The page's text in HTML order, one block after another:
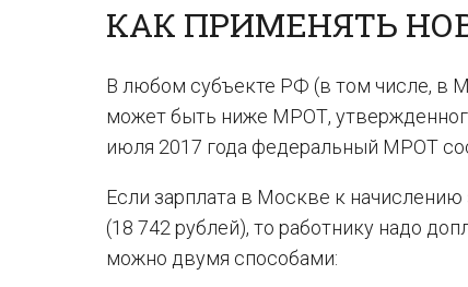
КАК ПРИМЕНЯТЬ
В любом субъекте РФ (в том числе, в
может быть ниже МРОТ,
июля 2017 года федеральный МРОТ
Если зарплата в Москве к
(18 742 рублей), то работнику надо
можно двумя способами: